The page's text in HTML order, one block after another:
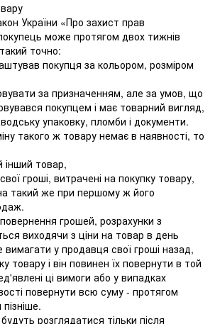
України «Про захист прав
може протягом двох тижнів
точно:
покупця за кольором, розміром
за призначенням, але за умов, що
покупцем і має товарний вигляд,
упаковку, пломби і документи.
такого ж товару немає в наявності, то
інший товар,
гроші, витрачені на покупку товару,
такий же при першому ж його
грошей, розрахунки з
виходячи з ціни на товар в день
у продавця свої гроші назад,
товару і він повинен їх повернути в той
ці вимоги або у випадках
повернути всю суму - протягом
розглядатися тільки після